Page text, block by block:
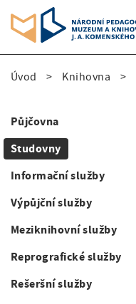
r
o
b
e
č
k
Úvod Knihovna
S
i
d
e
n
a
v
Půjčovna
Studovny
Informační služby
Výpůjční služby
Meziknihovní služby
Reprografické služby
Rešeršní služby